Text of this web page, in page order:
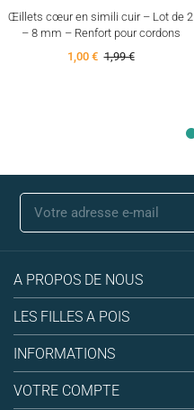
Œillets cœur en simili cuir – Lot de 2
– 8 mm – Renfort pour cordons
1,00 € 1,99 €
A PROPOS DE NOUS
LES FILLES A POIS
INFORMATIONS
VOTRE COMPTE